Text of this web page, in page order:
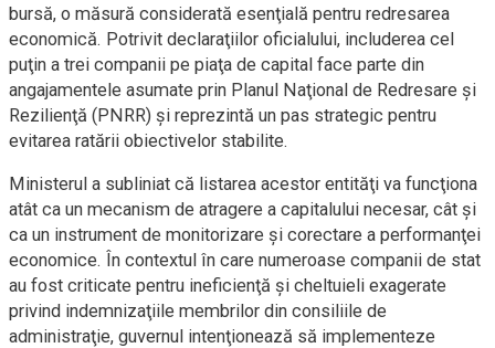
bursă, o măsură considerată esenţială pentru redresarea
economică. Potrivit declaraţiilor oficialului, includerea cel
puţin a trei companii pe piaţa de capital face parte din
angajamentele asumate prin Planul Naţional de Redresare şi
Rezilienţă (PNRR) şi reprezintă un pas strategic pentru
evitarea ratării obiectivelor stabilite.
Ministerul a subliniat că listarea acestor entităţi va funcţiona
atât ca un mecanism de atragere a capitalului necesar, cât şi
ca un instrument de monitorizare şi corectare a performanţei
economice. În contextul în care numeroase companii de stat
au fost criticate pentru ineficienţă şi cheltuieli exagerate
privind indemnizaţiile membrilor din consiliile de
administraţie, guvernul intenţionează să implementeze